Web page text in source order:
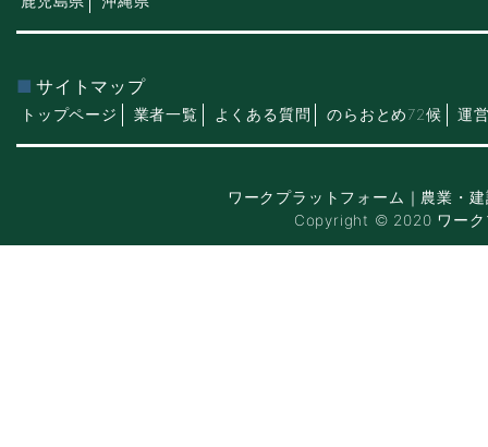
サイトマップ
トップページ 業者一覧 よくある質問 のらおとめ72候 運
ワークプラットフォーム｜農業・
Copyright © 2020 ワーク